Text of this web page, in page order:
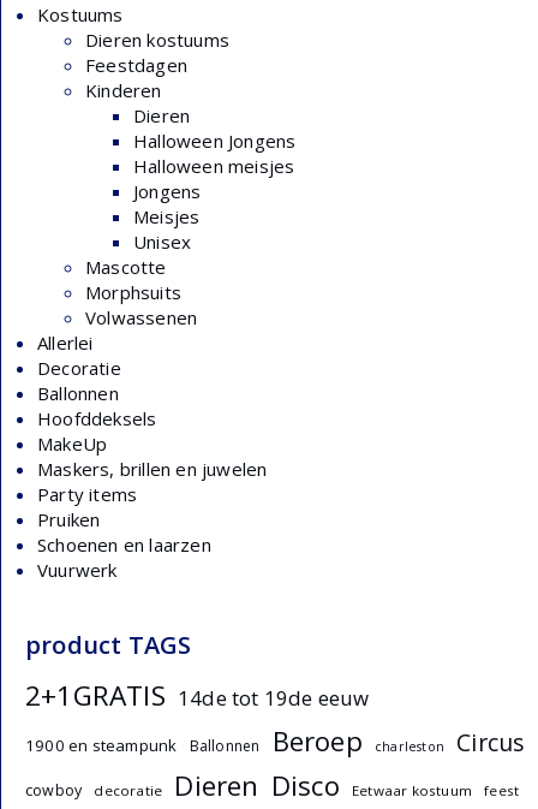
Kostuums
Dieren kostuums
Feestdagen
Kinderen
Dieren
Halloween Jongens
Halloween meisjes
Jongens
Meisjes
Unisex
Mascotte
Morphsuits
Volwassenen
Allerlei
Decoratie
Ballonnen
Hoofddeksels
MakeUp
Maskers, brillen en juwelen
Party items
Pruiken
Schoenen en laarzen
Vuurwerk
product TAGS
2+1GRATIS 14de tot 19de eeuw
1900 en steampunk Ballonnen Beroep charleston Circus
cowboy decoratie Dieren Disco Eetwaar kostuum feest